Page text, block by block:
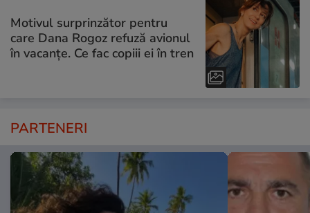
Motivul surprinzător pentru
care Dana Rogoz refuză avionul
în vacanțe. Ce fac copiii ei în tren
PARTENERI